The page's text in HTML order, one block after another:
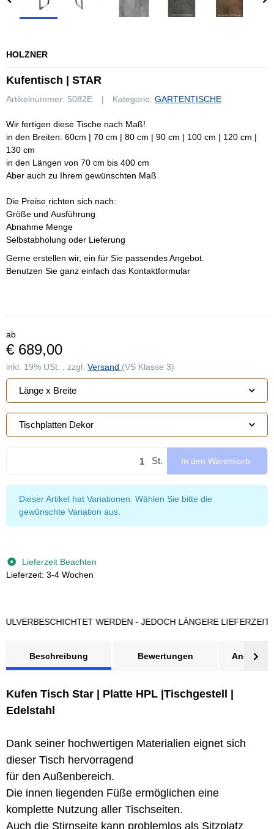
HOLZNER
Kufentisch | STAR
Artikelnummer: 5082E Kategorie: GARTENTISCHE
Wir fertigen diese Tische nach Maß!
in den Breiten: 60cm | 70 cm | 80 cm | 90 cm | 100 cm | 120 cm |
130 cm
in den Längen von 70 cm bis 400 cm
Aber auch zu Ihrem gewünschten Maß
Die Preise richten sich nach:
Größe und Ausführung
Abnahme Menge
Selbstabholung oder Lieferung
Gerne erstellen wir, ein für Sie passendes Angebot.
Benutzen Sie ganz einfach das Kontaktformular
ab
€ 689,00
inkl. 19% USt. , zzgl. Versand (VS Klasse 3)
Länge x Breite
Tischplatten Dekor
St. In den Warenkorb
x
Dieser Artikel hat Variationen. Wählen Sie bitte die
gewünschte Variation aus.
Lieferzeit Beachten
Lieferzeit: 3-4 Wochen
WERDEN - JEDOCH LÄNGERE LIEFERZEIT
Beschreibung Bewertungen Angebot
Kufen Tisch Star | Platte HPL |Tischgestell |
Edelstahl
Dank seiner hochwertigen Materialien eignet sich
dieser Tisch hervorragend
für den Außenbereich.
Die innen liegenden Füße ermöglichen eine
komplette Nutzung aller Tischseiten.
Auch die Stirnseite kann problemlos als Sitzplatz